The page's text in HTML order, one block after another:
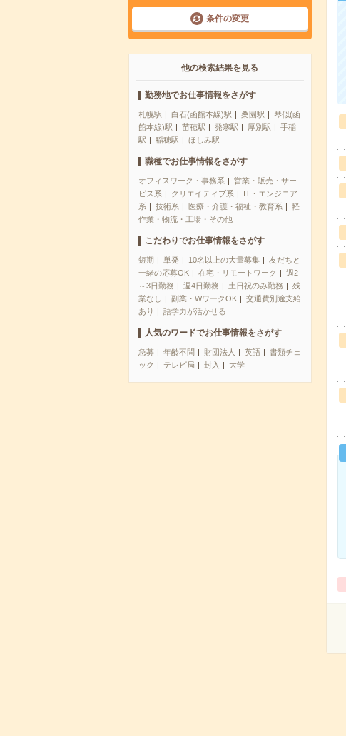
条件の変更
他の検索結果を見る
勤務地でお仕事情報をさがす
札幌駅 白石(函館本線)駅 桑園駅
琴似(函
館本線)駅
苗穂駅 発寒駅 厚別駅
手稲
駅
稲穂駅 ほしみ駅
職種でお仕事情報をさがす
オフィスワーク・事務系
営業・販売・サー
ビス系
クリエイティブ系
IT・エンジニア
系
技術系 医療・介護・福祉・教育系
軽
作業・物流・工場・その他
こだわりでお仕事情報をさがす
短期 単発 10名以上の大量募集
友だちと
一緒の応募OK
在宅・リモートワーク
週2
～3日勤務
週4日勤務 土日祝のみ勤務
残
業なし
副業・WワークOK
交通費別途支給
あり
語学力が活かせる
人気のワードでお仕事情報をさがす
急募 年齢不問 財団法人 英語
書類チェ
ック
テレビ局 封入 大学